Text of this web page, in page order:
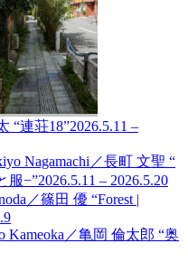
“連荘18”2026.5.11 –
Nagamachi／長町 文聖 “
服−”2026.5.11 – 2026.5.20
／篠田 優 “Forest |
Kameoka／亀岡 倫太郎 “奥